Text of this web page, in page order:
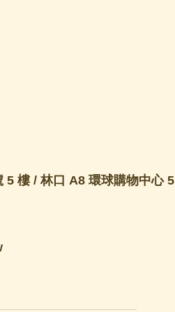
5 樓 / 林口 A8 環球購物中心 5